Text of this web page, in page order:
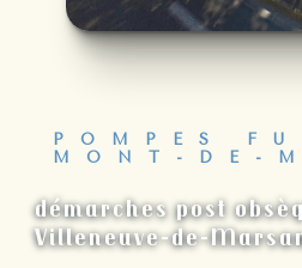
POMPES
MONT-DE-
démarches post
Villeneuve-de-